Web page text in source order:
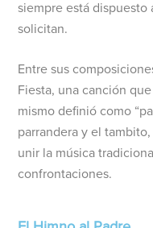
siempre está dispuesto
solicitan.
Entre sus
Fiesta, una canción
mismo definió como
parrandera y el
unir la música
confrontaciones.